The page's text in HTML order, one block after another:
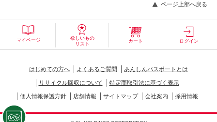
ページ上部へ戻る
マイページ
欲しいもの
リスト
カート ログイン
はじめての方へ よくあるご質問
あんしんパスポートとは
リサイクル回収について
特定商取引法に基づく表示
個人情報保護方針
店舗情報 サイトマップ 会社案内 採用情報